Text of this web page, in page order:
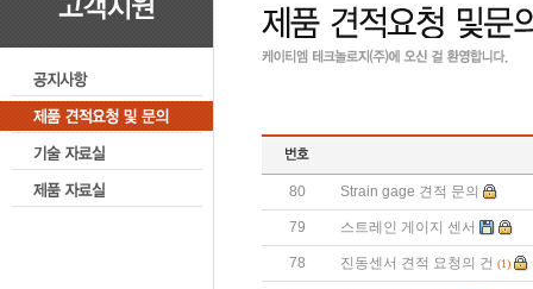
80 Strain gage 견적 문의
79 스트레인 게이지 센서
78 진동센서 견적 요청의 건 (1)